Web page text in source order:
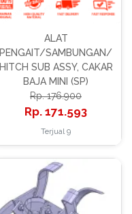
ALAT
PENGAIT/SAMBUNGAN/
HITCH SUB ASSY, CAKAR
BAJA MINI (SP)
176.900
171.593
Terjual 9